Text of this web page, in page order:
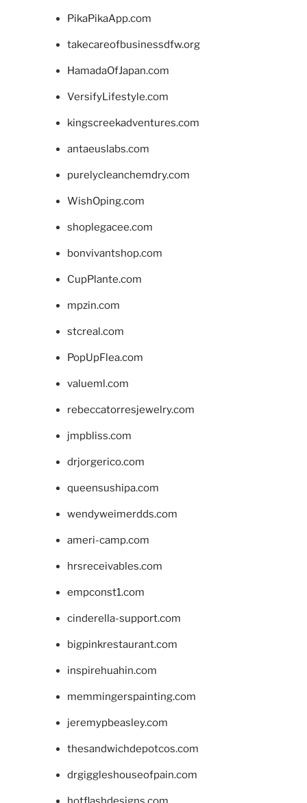
PikaPikaApp.com
takecareofbusinessdfw.org
HamadaOfJapan.com
VersifyLifestyle.com
kingscreekadventures.com
antaeuslabs.com
purelycleanchemdry.com
WishOping.com
shoplegacee.com
bonvivantshop.com
CupPlante.com
mpzin.com
stcreal.com
PopUpFlea.com
valueml.com
rebeccatorresjewelry.com
jmpbliss.com
drjorgerico.com
queensushipa.com
wendyweimerdds.com
ameri-camp.com
hrsreceivables.com
empconst1.com
cinderella-support.com
bigpinkrestaurant.com
inspirehuahin.com
memmingerspainting.com
jeremypbeasley.com
thesandwichdepotcos.com
drgiggleshouseofpain.com